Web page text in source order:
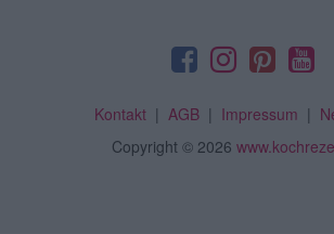
Kontakt| AGB| Impressum |
Copyright © 2026